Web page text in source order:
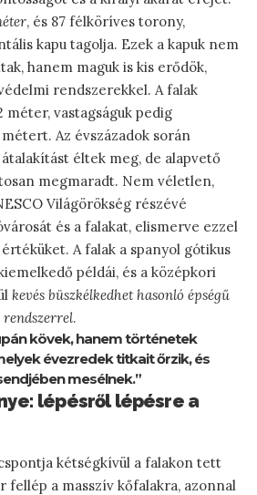
, és 87 félköríves torony,
kapu tagolja. Ezek a kapuk nem
hanem maguk is kis erődök,
rendszerekkel. A falak
méter, vastagságuk pedig
Az évszázadok során
éltek meg, de alapvető
megmaradt. Nem véletlen,
Világörökség részévé
és a falakat, elismerve ezzel
A falak a spanyol gótikus
példái, és a középkori
kevés büszkélkedhet hasonló épségű
rendszerrel.
kövek, hanem történetek
évezredek titkait őrzik, és
mesélnek.”
lépésről lépésre a
kétségkívül a falakon tett
fellép a masszív kőfalakra, azonnal